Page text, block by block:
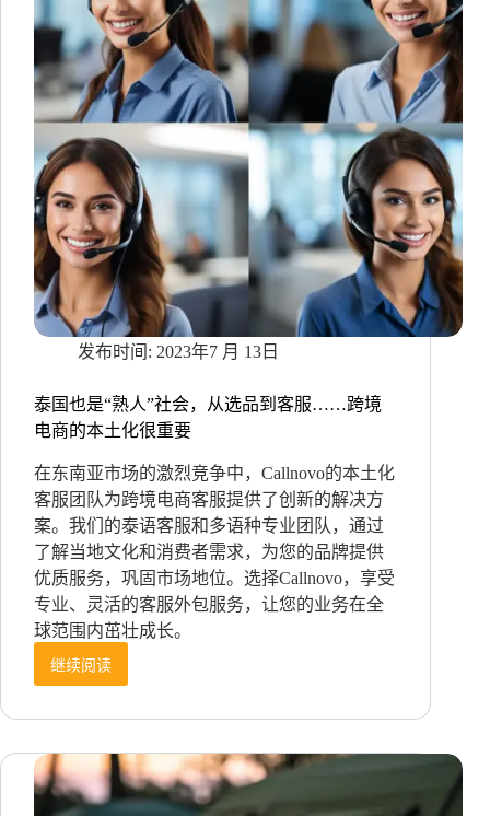
付
+盲
盒
式
派
送，
中
电
商
不
可
或
缺
2023年7 月 13日
泰国也是“熟人”社会，从选品到客服……跨境
电商的本土化很重要
在东南亚市场的激烈竞争中，Callnovo的本土化
客服团队为跨境电商客服提供了创新的解决方
案。我们的泰语客服和多语种专业团队，通过
了解当地文化和消费者需求，为您的品牌提供
优质服务，巩固市场地位。选择Callnovo，享受
专业、灵活的客服外包服务，让您的业务在全
球范围内茁壮成长。
继续阅读
泰
也
人”
社